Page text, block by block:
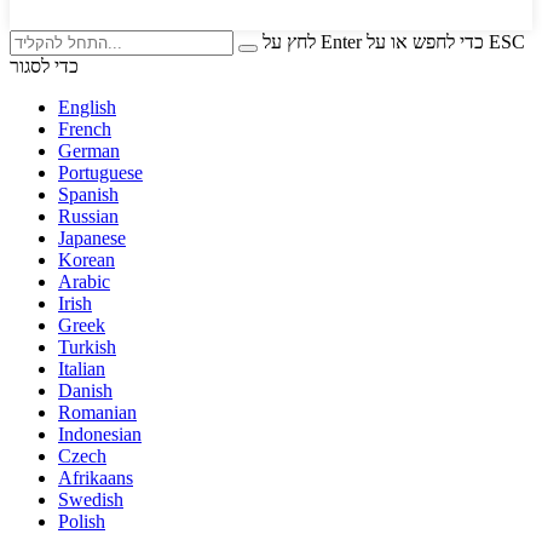
לחץ על Enter כדי לחפש או על ESC
כדי לסגור
English
French
German
Portuguese
Spanish
Russian
Japanese
Korean
Arabic
Irish
Greek
Turkish
Italian
Danish
Romanian
Indonesian
Czech
Afrikaans
Swedish
Polish